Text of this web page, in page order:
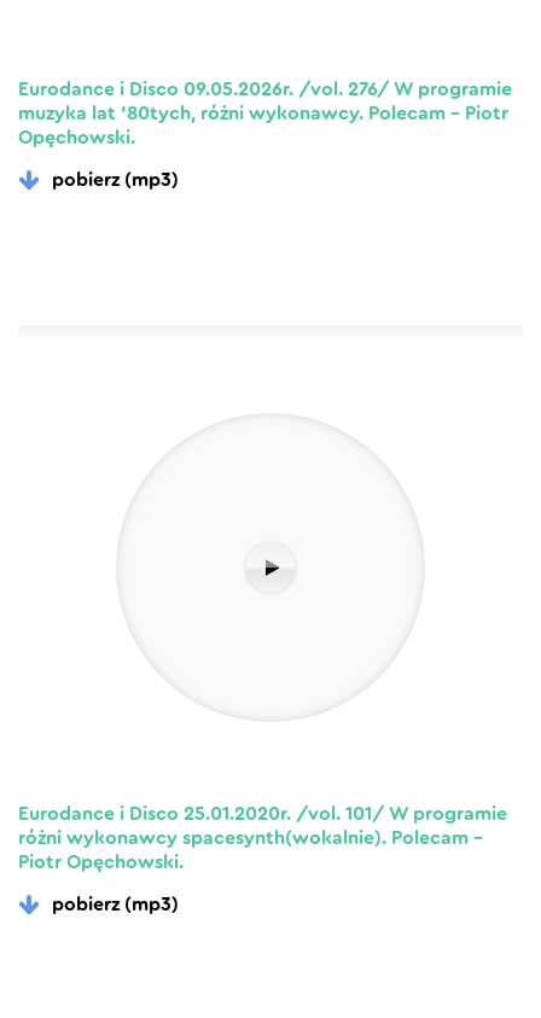
Eurodance i Disco 09.05.2026r. /vol. 276/ W programie
muzyka lat ’80tych, różni wykonawcy. Polecam – Piotr
Opęchowski.
pobierz (mp3)
Eurodance i Disco 25.01.2020r. /vol. 101/ W programie
różni wykonawcy spacesynth(wokalnie). Polecam –
Piotr Opęchowski.
pobierz (mp3)